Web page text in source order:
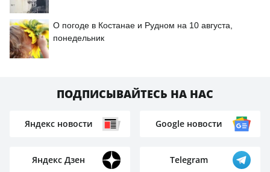
О погоде в Костанае и Рудном на 10 августа,
понедельник
ПОДПИСЫВАЙТЕСЬ НА НАС
Яндекс новости Google новости
Яндекс Дзен Telegram